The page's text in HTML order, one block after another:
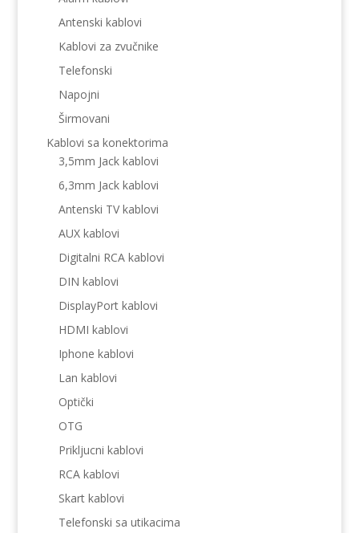
Antenski kablovi
Kablovi za zvučnike
Telefonski
Napojni
Širmovani
Kablovi sa konektorima
3,5mm Jack kablovi
6,3mm Jack kablovi
Antenski TV kablovi
AUX kablovi
Digitalni RCA kablovi
DIN kablovi
DisplayPort kablovi
HDMI kablovi
Iphone kablovi
Lan kablovi
Optički
OTG
Prikljucni kablovi
RCA kablovi
Skart kablovi
Telefonski sa utikacima